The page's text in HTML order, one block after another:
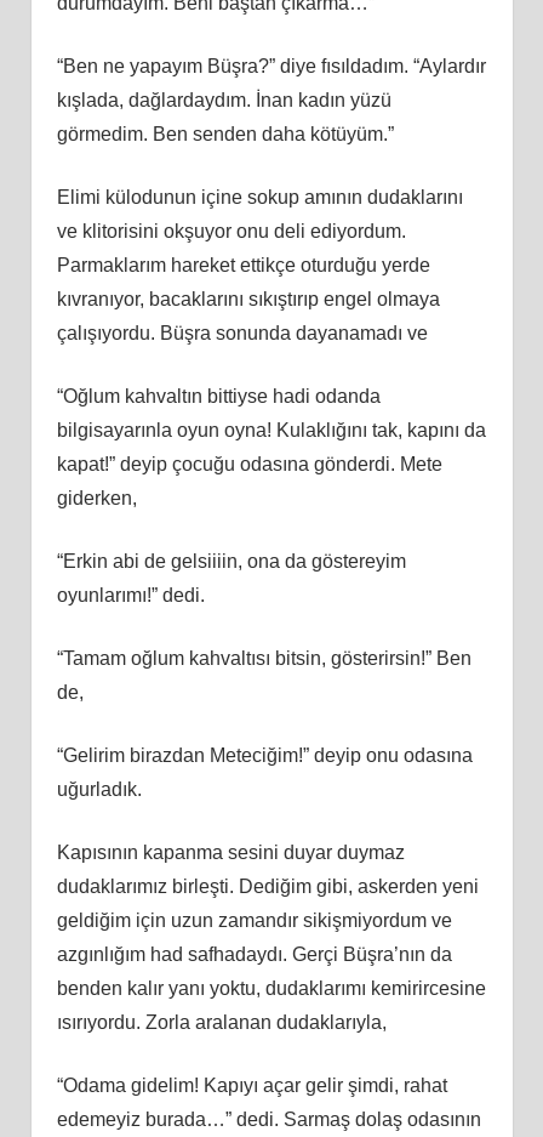
“Ben ne yapayım Büşra?” diye fısıldadım. “Aylardır
kışlada, dağlardaydım. İnan kadın yüzü
görmedim. Ben senden daha kötüyüm.”
Elimi külodunun içine sokup amının dudaklarını
ve klitorisini okşuyor onu deli ediyordum.
Parmaklarım hareket ettikçe oturduğu yerde
kıvranıyor, bacaklarını sıkıştırıp engel olmaya
çalışıyordu. Büşra sonunda dayanamadı ve
“Oğlum kahvaltın bittiyse hadi odanda
bilgisayarınla oyun oyna! Kulaklığını tak, kapını da
kapat!” deyip çocuğu odasına gönderdi. Mete
giderken,
“Erkin abi de gelsiiiin, ona da göstereyim
oyunlarımı!” dedi.
“Tamam oğlum kahvaltısı bitsin, gösterirsin!” Ben
de,
“Gelirim birazdan Meteciğim!” deyip onu odasına
uğurladık.
Kapısının kapanma sesini duyar duymaz
dudaklarımız birleşti. Dediğim gibi, askerden yeni
geldiğim için uzun zamandır sikişmiyordum ve
azgınlığım had safhadaydı. Gerçi Büşra’nın da
benden kalır yanı yoktu, dudaklarımı kemirircesine
ısırıyordu. Zorla aralanan dudaklarıyla,
“Odama gidelim! Kapıyı açar gelir şimdi, rahat
edemeyiz burada…” dedi. Sarmaş dolaş odasının